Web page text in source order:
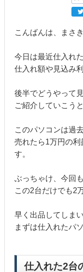
こんばんは、まさ
今日は最近仕入れ
仕入れ額や見込み
後半でどうやって
ご紹介していこう
このパソコンは過
売れたら1万円の
す。
ぶっちゃけ、今回
この2台だけでも2
早く出品してしま
まずは仕入れたパ
仕入れた2台